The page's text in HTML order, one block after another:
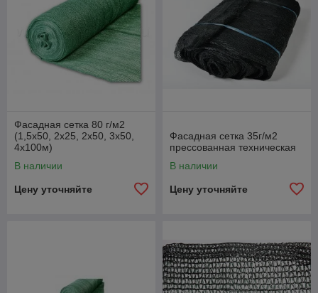
Фасадная сетка 80 г/м2
(1,5х50, 2х25, 2х50, 3х50,
4х100м)
В наличии
Цену уточняйте
Фасадная сетка 35г/м2
прессованная техническая
В наличии
Цену уточняйте